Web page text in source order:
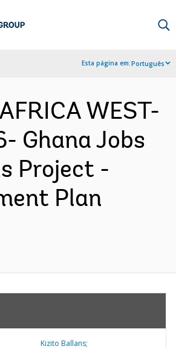
Esta página em:Português
WEST-
Ghana Jobs
Project -
Plan
Kizito Ballans;